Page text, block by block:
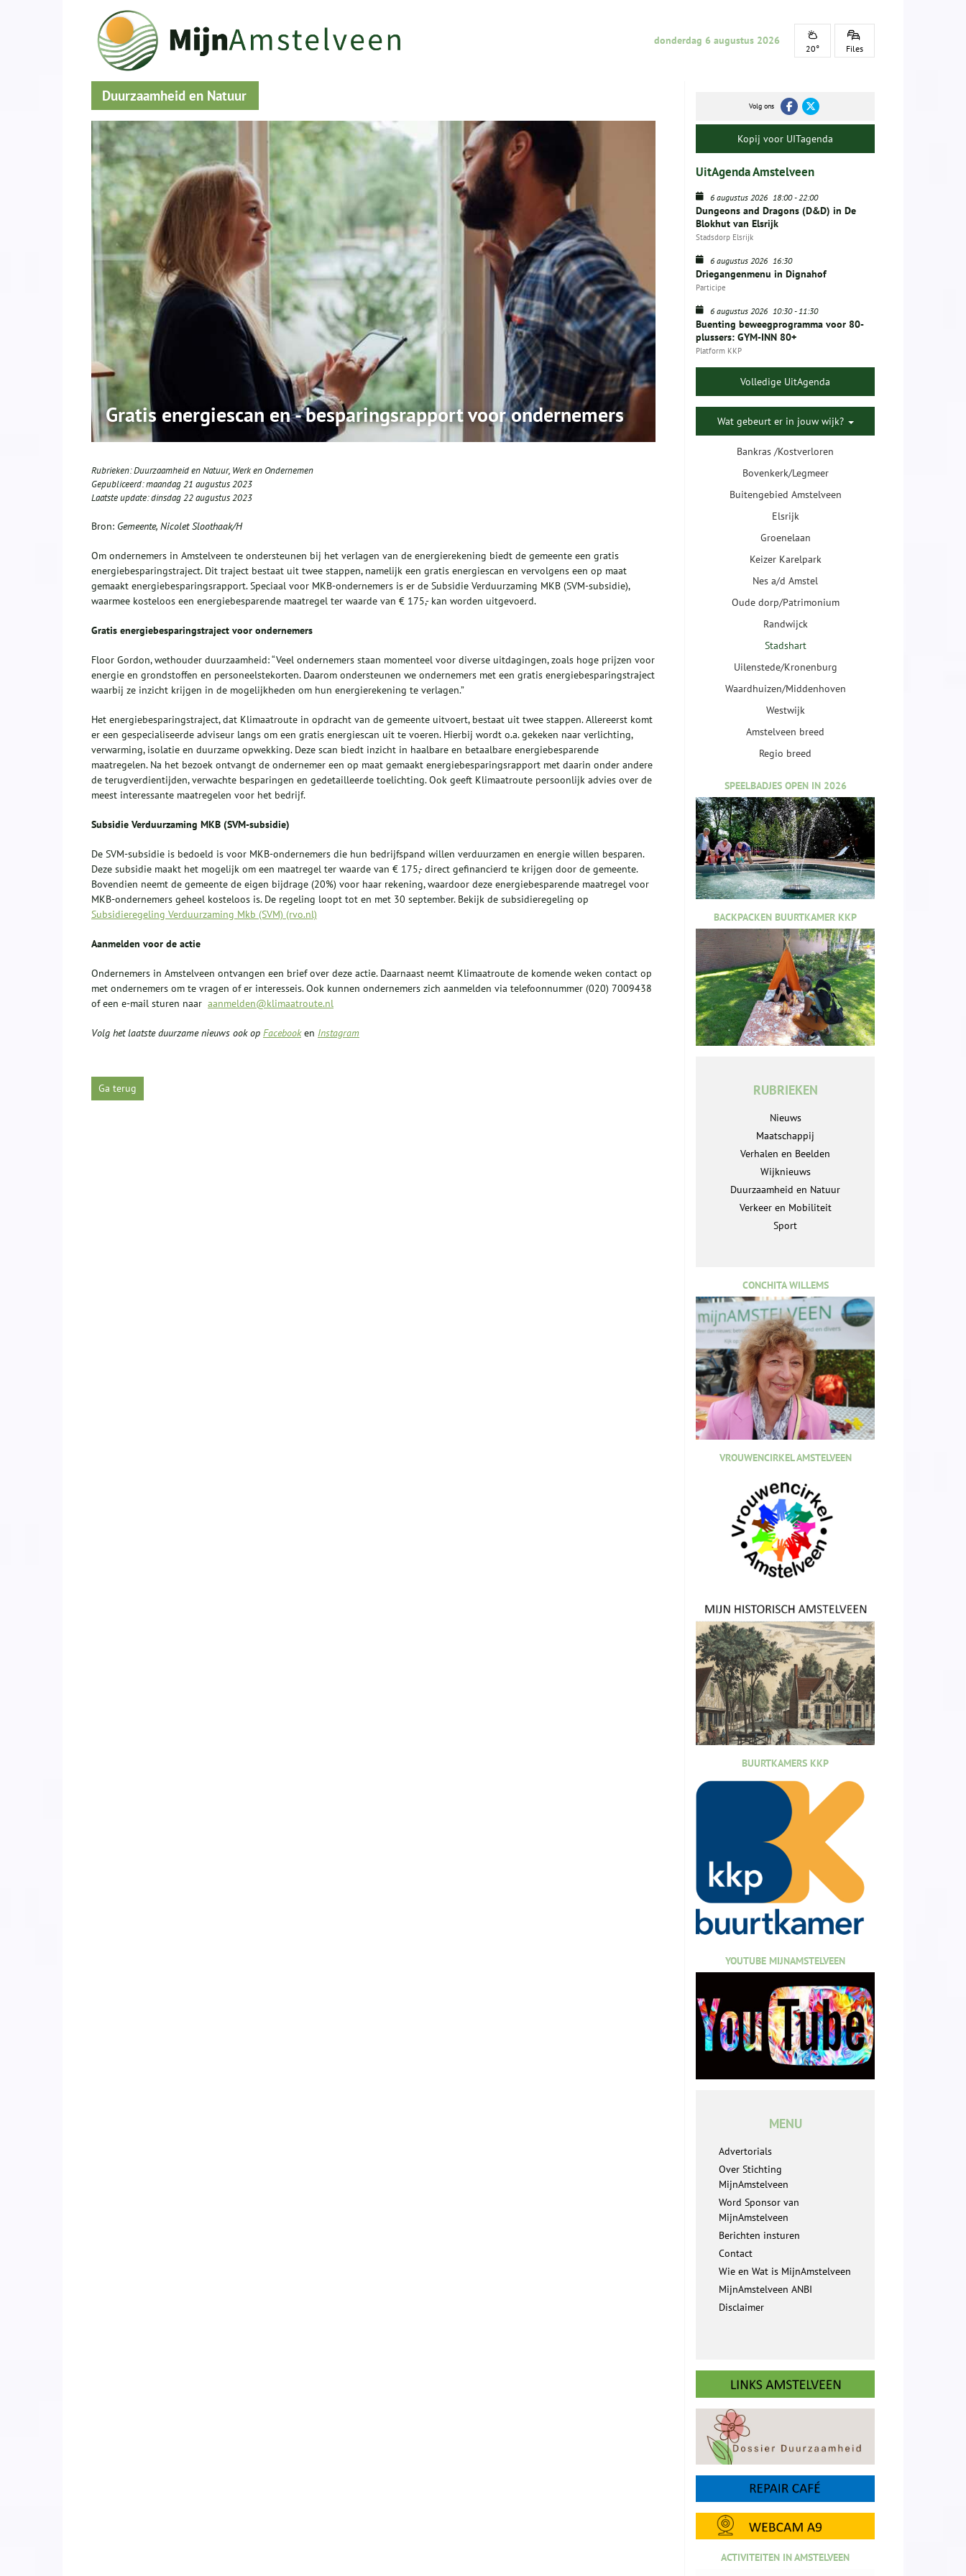
donderdag 6 augustus 2026
20° Files
Duurzaamheid en Natuur
Gratis energiescan en - besparingsrapport voor ondernemers
Rubrieken:Duurzaamheid en Natuur, Werk en Ondernemen
Gepubliceerd:maandag 21 augustus 2023
Laatste update:dinsdag 22 augustus 2023
Bron: Gemeente, Nicolet Sloothaak/H
Om ondernemers in Amstelveen te ondersteunen bij het verlagen van de energierekening biedt de gemeente een gratis
energiebesparingstraject. Dit traject bestaat uit twee stappen, namelijk een gratis energiescan en vervolgens een op maat
gemaakt energiebesparingsrapport. Speciaal voor MKB-ondernemers is er de Subsidie Verduurzaming MKB (SVM-subsidie),
waarmee kosteloos een energiebesparende maatregel ter waarde van € 175,- kan worden uitgevoerd.
Gratis energiebesparingstraject voor ondernemers
Floor Gordon, wethouder duurzaamheid: “Veel ondernemers staan momenteel voor diverse uitdagingen, zoals hoge prijzen voor
energie en grondstoffen en personeelstekorten. Daarom ondersteunen we ondernemers met een gratis energiebesparingstraject
waarbij ze inzicht krijgen in de mogelijkheden om hun energierekening te verlagen.”
Het energiebesparingstraject, dat Klimaatroute in opdracht van de gemeente uitvoert, bestaat uit twee stappen. Allereerst komt
er een gespecialiseerde adviseur langs om een gratis energiescan uit te voeren. Hierbij wordt o.a. gekeken naar verlichting,
verwarming, isolatie en duurzame opwekking. Deze scan biedt inzicht in haalbare en betaalbare energiebesparende
maatregelen. Na het bezoek ontvangt de ondernemer een op maat gemaakt energiebesparingsrapport met daarin onder andere
de terugverdientijden, verwachte besparingen en gedetailleerde toelichting. Ook geeft Klimaatroute persoonlijk advies over de
meest interessante maatregelen voor het bedrijf.
Subsidie Verduurzaming MKB (SVM-subsidie)
De SVM-subsidie is bedoeld is voor MKB-ondernemers die hun bedrijfspand willen verduurzamen en energie willen besparen.
Deze subsidie maakt het mogelijk om een maatregel ter waarde van € 175,- direct gefinancierd te krijgen door de gemeente.
Bovendien neemt de gemeente de eigen bijdrage (20%) voor haar rekening, waardoor deze energiebesparende maatregel voor
MKB-ondernemers geheel kosteloos is. De regeling loopt tot en met 30 september. Bekijk de subsidieregeling op
Subsidieregeling Verduurzaming Mkb (SVM) (rvo.nl)
Aanmelden voor de actie
Ondernemers in Amstelveen ontvangen een brief over deze actie. Daarnaast neemt Klimaatroute de komende weken contact op
met ondernemers om te vragen of er interesseis. Ook kunnen ondernemers zich aanmelden via telefoonnummer (020) 7009438
of een e-mail sturen naar aanmelden@klimaatroute.nl
Volg het laatste duurzame nieuws ook op Facebooken Instagram
Ga terug
Volg ons
Kopij voor UITagenda
UitAgenda Amstelveen
6 augustus 2026 18:00-22:00
Dungeons and Dragons (D&D) in De
Blokhut van Elsrijk
Stadsdorp Elsrijk
6 augustus 2026 16:30
Driegangenmenu in Dignahof
Participe
6 augustus 2026 10:30-11:30
Buenting beweegprogramma voor 80-
plussers: GYM-INN 80+
Platform KKP
Volledige UitAgenda
Wat gebeurt er in jouw wijk?
Bankras /Kostverloren
Bovenkerk/Legmeer
Buitengebied Amstelveen
Elsrijk
Groenelaan
Keizer Karelpark
Nes a/d Amstel
Oude dorp/Patrimonium
Randwijck
Stadshart
Uilenstede/Kronenburg
Waardhuizen/Middenhoven
Westwijk
Amstelveen breed
Regio breed
SPEELBADJES OPEN IN 2026
BACKPACKEN BUURTKAMER KKP
RUBRIEKEN
Nieuws
Maatschappij
Verhalen en Beelden
Wijknieuws
Duurzaamheid en Natuur
Verkeer en Mobiliteit
Sport
CONCHITA WILLEMS
VROUWENCIRKEL AMSTELVEEN
BUURTKAMERS KKP
YOUTUBE MIJNAMSTELVEEN
MENU
Advertorials
Over Stichting
MijnAmstelveen
Word Sponsor van
MijnAmstelveen
Berichten insturen
Contact
Wie en Wat is MijnAmstelveen
MijnAmstelveen ANBI
Disclaimer
ACTIVITEITEN IN AMSTELVEEN